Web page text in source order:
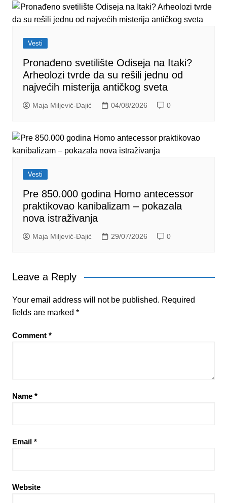
Vesti
Pronađeno svetilište Odiseja na Itaki?
Arheolozi tvrde da su rešili jednu od
najvećih misterija antičkog sveta
Maja Miljević-Đajić 04/08/2026 0
Vesti
Pre 850.000 godina Homo antecessor
praktikovao kanibalizam – pokazala
nova istraživanja
Maja Miljević-Đajić 29/07/2026 0
Leave a Reply
Your email address will not be published. Required
fields are marked *
Comment *
Name *
Email *
Website